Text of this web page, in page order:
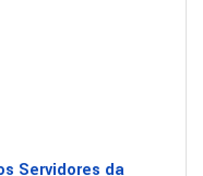
Servidores da